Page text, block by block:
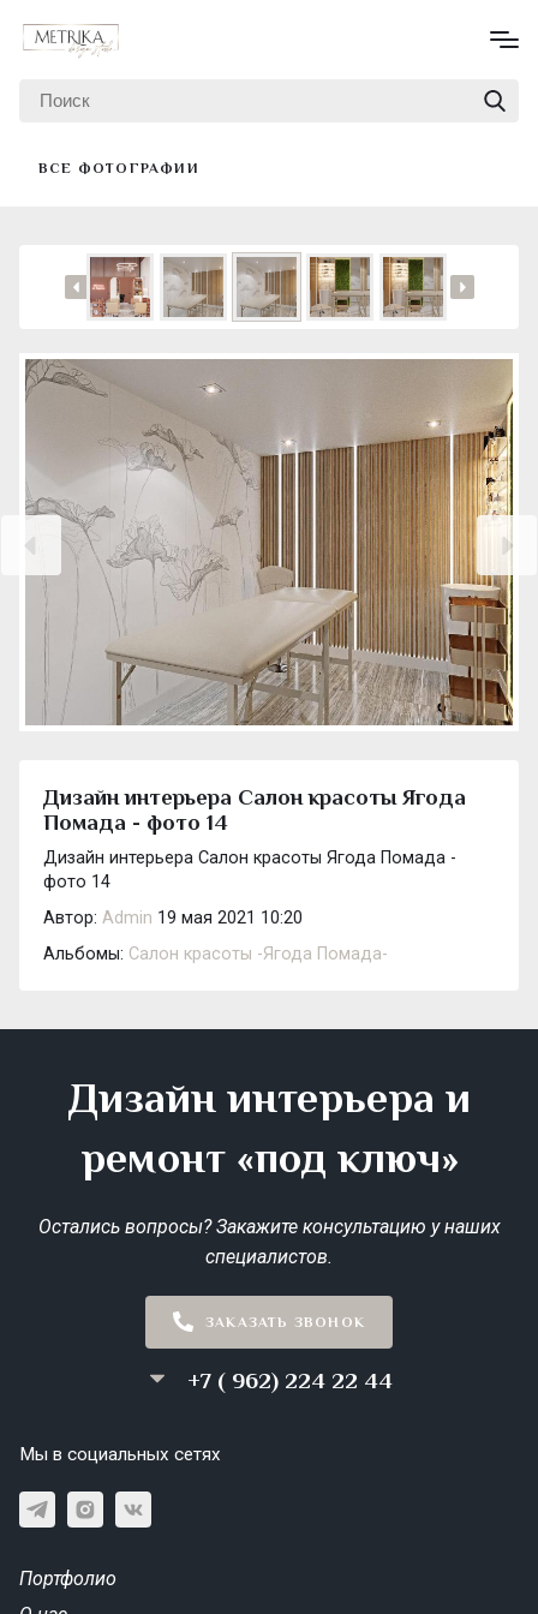
ВСЕ ФОТОГРАФИИ
Дизайн интерьера Салон красоты Ягода
Помада - фото 14
Дизайн интерьера Салон красоты Ягода Помада -
фото 14
Автор: Admin 19 мая 2021 10:20
Альбомы: Салон красоты -Ягода Помада-
Дизайн интерьера и
ремонт «под ключ»
Остались вопросы? Закажите консультацию у наших
специалистов.
ЗАКАЗАТЬ ЗВОНОК
+7 ( 962) 224 22 44
Мы в социальных сетях
Портфолио